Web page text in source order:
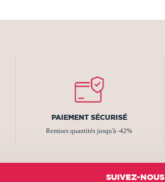
PAIEMENT SÉCURISÉ
Remises quantités jusqu'à -42%
SUIVEZ-NOUS